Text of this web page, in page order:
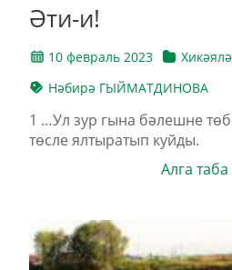
Әти-и!
10 февраль 2023
Нәбирә ГЫЙМАТДИНОВА
1 …Ул зур гына бәлешне
төсле ялтыратып куйды.
Алга